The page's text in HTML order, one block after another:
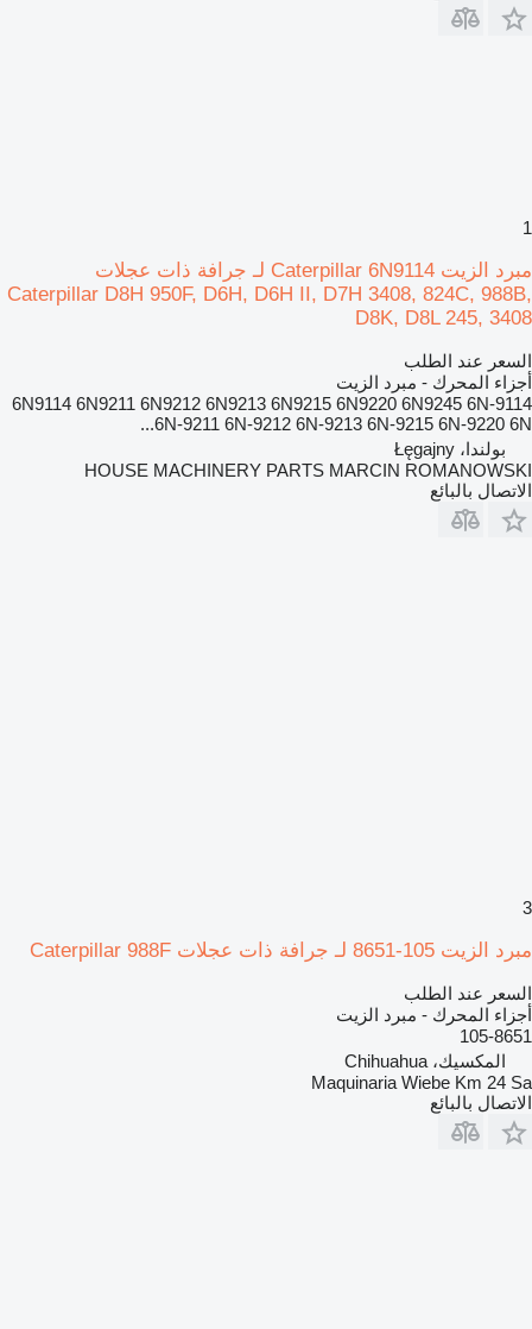
1
مبرد الزيت Caterpillar 6N9114 لـ جرافة ذات عجلات
Caterpillar D8H 950F, D6H, D6H II, D7H 3408, 824C, 988B,
D8K, D8L 245, 3408
السعر عند الطلب
أجزاء المحرك - مبرد الزيت
6N9114 6N9211 6N9212 6N9213 6N9215 6N9220 6N9245 6N-9114
6N-9211 6N-9212 6N-9213 6N-9215 6N-9220 6N...
بولندا، Łęgajny
HOUSE MACHINERY PARTS MARCIN ROMANOWSKI
الاتصال بالبائع
3
مبرد الزيت 105-8651 لـ جرافة ذات عجلات Caterpillar 988F
السعر عند الطلب
أجزاء المحرك - مبرد الزيت
105-8651
المكسيك، Chihuahua
Maquinaria Wiebe Km 24 Sa
الاتصال بالبائع